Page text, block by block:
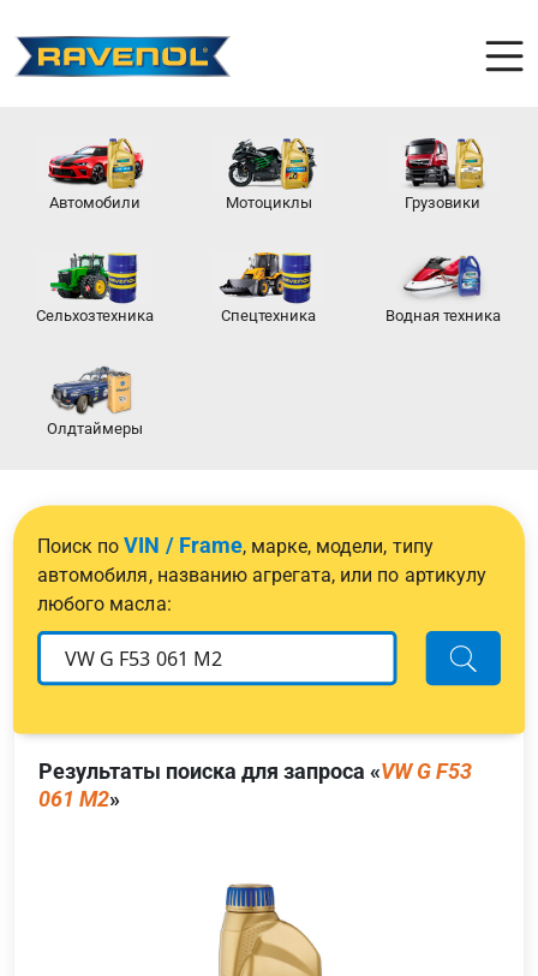
Автомобили Мотоциклы Грузовики
Сельхозтехника Спецтехника Водная техника
Олдтаймеры
Поиск поVIN / Frame, марке, модели, типу
автомобиля, названию агрегата, или по артикулу
любого масла:
Результаты поиска для запроса «VW G F53
061 M2»